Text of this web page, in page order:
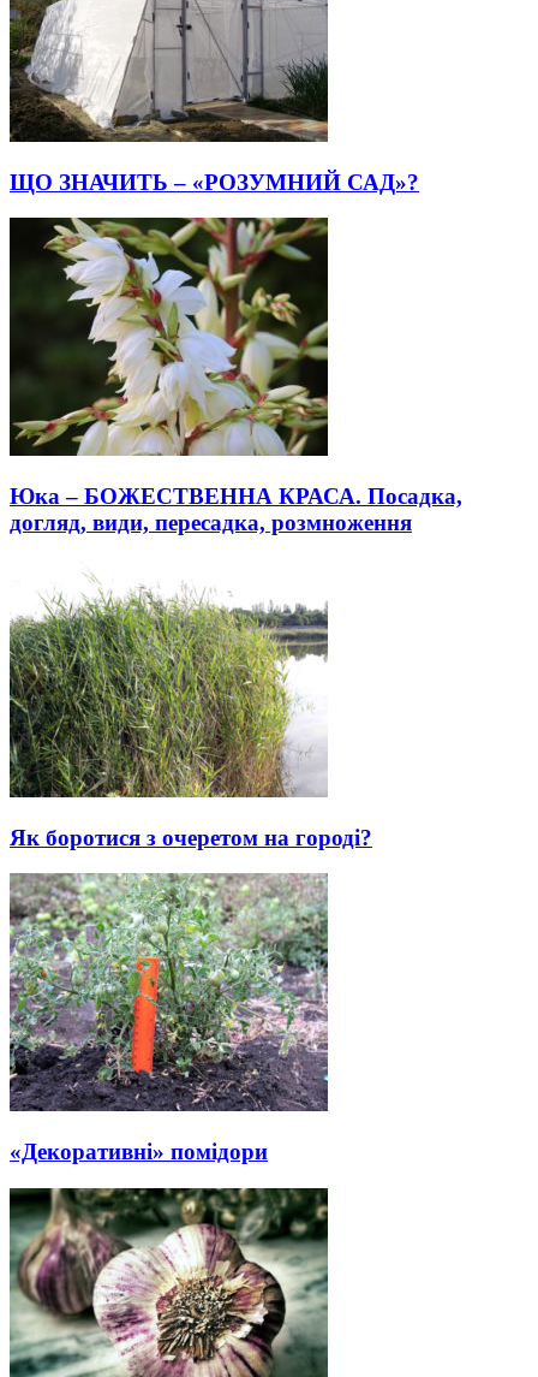
ЩО ЗНАЧИТЬ – «РОЗУМНИЙ САД»?
Юка – БОЖЕСТВЕННА КРАСА. Посадка,
догляд, види, пересадка, розмноження
Як боротися з очеретом на городі?
«Декоративні» помідори